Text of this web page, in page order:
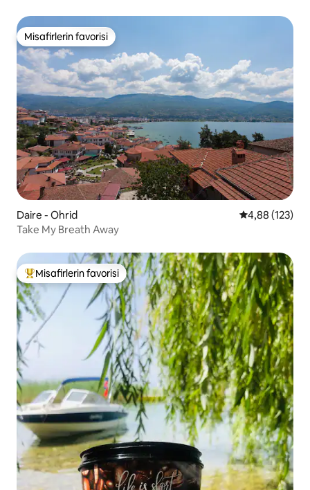
Misafirlerin favorisi
Misafirlerin favorisi
Daire - Ohrid 5 üzerinden
4,88 (123)
Take My Breath Away
Misafirlerin favorilerinden en beğenilenler arasında
Misafirlerin favorisi